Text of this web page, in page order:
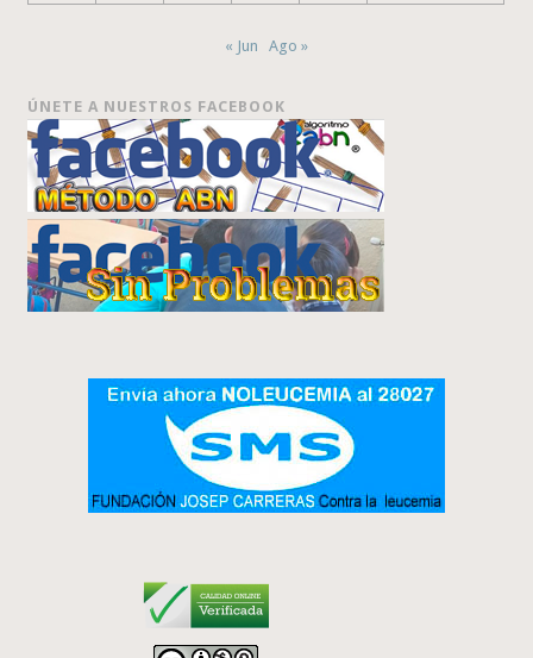
« Jun Ago »
ÚNETE A NUESTROS FACEBOOK